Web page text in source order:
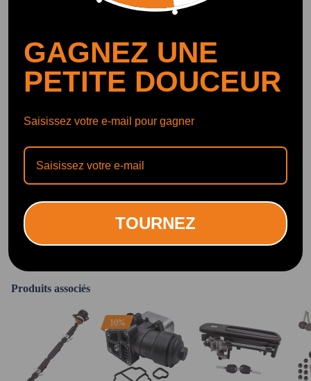
"Celui-ci a la roue Billet tandis que l'autre a le plâtre et celui-ci devrait
Produits associés
10%
GAGNEZ UNE
PETITE DOUCEUR
Saisissez votre e-mail pour gagner
TOURNEZ